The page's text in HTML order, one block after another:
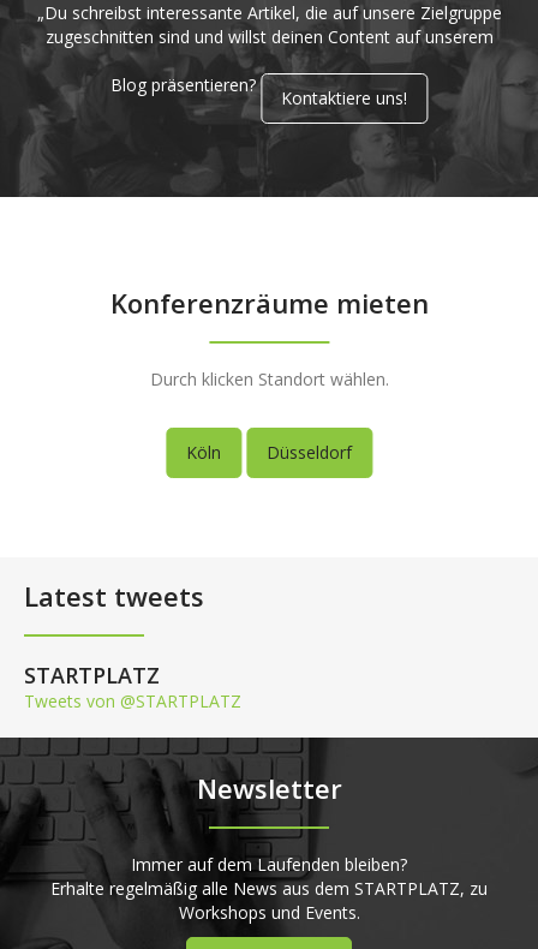
„Du schreibst interessante Artikel, die auf unsere Zielgruppe
zugeschnitten sind und willst deinen Content auf unserem
Blog präsentieren?
Kontaktiere uns!
Konferenzräume mieten
Durch klicken Standort wählen.
Köln Düsseldorf
Latest tweets
STARTPLATZ
Tweets von @STARTPLATZ
Newsletter
Immer auf dem Laufenden bleiben?
Erhalte regelmäßig alle News aus dem STARTPLATZ, zu
Workshops und Events.